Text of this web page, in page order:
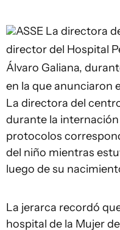
ASSE La directora
director del Hospital
Álvaro Galiana,
en la que anunciaron
La directora del
durante la
protocolos
del niño mientras
luego de su
La jerarca recordó
hospital de la Mujer